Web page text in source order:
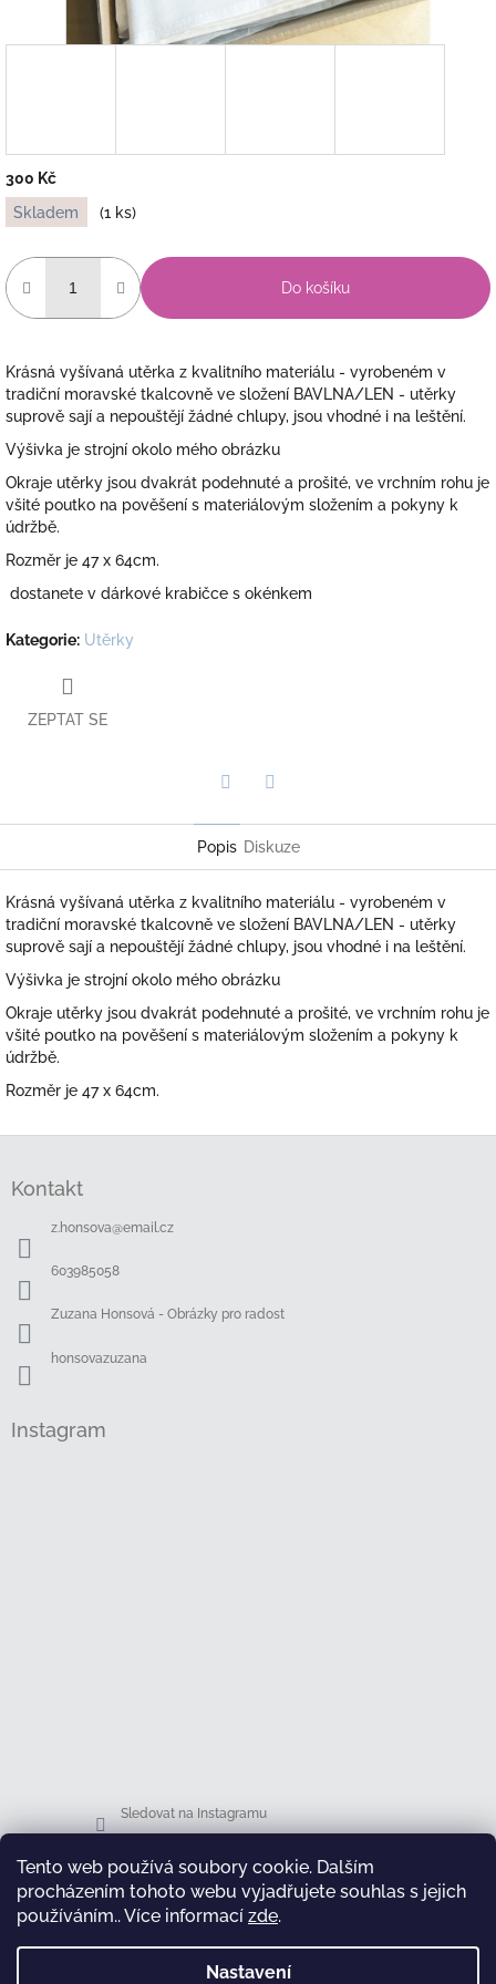
Tento web používá soubory cookie. Dalším
procházením tohoto webu vyjadřujete souhlas s jejich
používáním.. Více informací zde.
Nastavení
300 Kč
Měrná
cena:
Skladem (1 ks)
Do košíku
Krásná vyšívaná utěrka z kvalitního materiálu - vyrobeném v
tradiční moravské tkalcovně ve složení BAVLNA/LEN - utěrky
suprově sají a nepouštějí žádné chlupy, jsou vhodné i na leštění.
Výšivka je strojní okolo mého obrázku
Okraje utěrky jsou dvakrát podehnuté a prošité, ve vrchním rohu je
všité poutko na pověšení s materiálovým složením a pokyny k
údržbě.
Rozměr je 47 x 64cm.
dostanete v dárkové krabičce s okénkem
Kategorie: Utěrky
ZEPTAT SE
Popis Diskuze
Krásná vyšívaná utěrka z kvalitního materiálu - vyrobeném v
tradiční moravské tkalcovně ve složení BAVLNA/LEN - utěrky
suprově sají a nepouštějí žádné chlupy, jsou vhodné i na leštění.
Výšivka je strojní okolo mého obrázku
Okraje utěrky jsou dvakrát podehnuté a prošité, ve vrchním rohu je
všité poutko na pověšení s materiálovým složením a pokyny k
údržbě.
Rozměr je 47 x 64cm.
Kontakt
z.honsova@email.cz
603985058
Zuzana Honsová - Obrázky pro radost
honsovazuzana
Instagram
Sledovat na Instagramu
Facebook
test